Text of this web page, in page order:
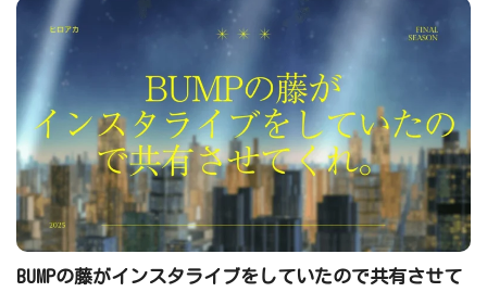
BUMPの藤がインスタライブをしていたので共有させて